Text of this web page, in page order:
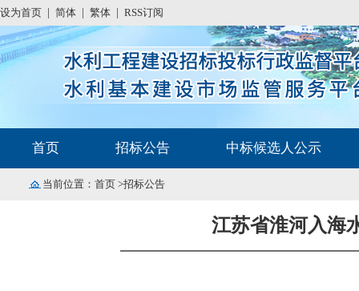
设为首页 简体 繁体 RSS订阅
首页 招标公告 中标候选人公示
当前位置： 首页 >招标公告
江苏省淮河入海